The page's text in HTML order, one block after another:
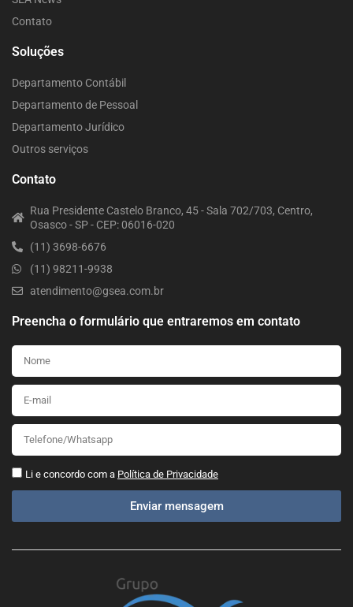
Contato
Soluções
Departamento Contábil
Departamento de Pessoal
Departamento Jurídico
Outros serviços
Contato
Rua Presidente Castelo Branco, 45 - Sala 702/703, Centro,
Osasco - SP - CEP: 06016-020
(11) 3698-6676
(11) 98211-9938
atendimento@gsea.com.br
Preencha o formulário que entraremos em contato
Li e concordo com a Política de Privacidade
Enviar mensagem